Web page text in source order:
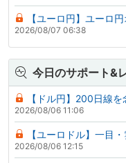
【ユーロ円】ユーロ
2026/08/07 06:38
今日のサポート&
【ドル円】200日線
2026/08/06 11:06
【ユーロドル】一目
2026/08/06 12:15